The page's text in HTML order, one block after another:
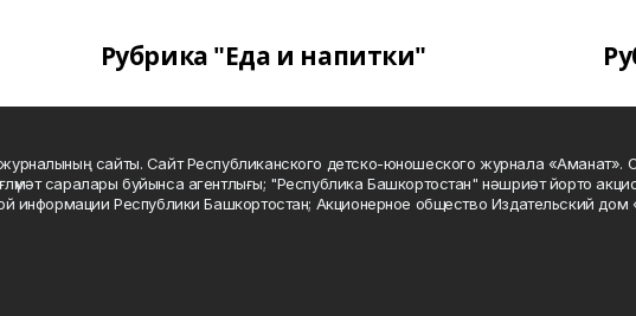
Рубрика "Еда и напитки"
сайты. Сайт Республиканского детско-юношеского журнала «Аманат».
саралары буйынса агентлығы; "Республика Башкортостан" нәшриәт йорто
информации Республики Башкортостан; Акционерное общество Издательский дом